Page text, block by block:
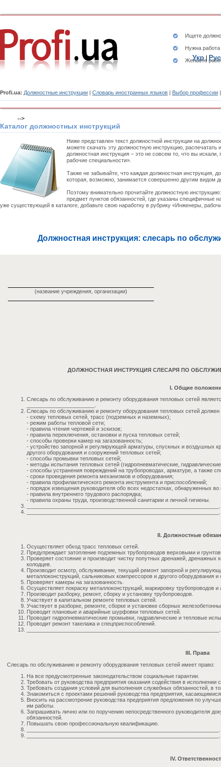
Ищете
Нужна
Желаете
Profi.ua: Должностные инструкции | Словарь иностранных языков | Выбор профессии
Укр| Рус
-->
Каталог должностных инструкций
Ниже представлен текст должностной инструкции на
можете скачать эту должностную инструкцию,
должностная инструкция – это не совсем то, что вы
рабочие специальности».
Также не забывайте, что каждая должностная инструкция,
которая, возможно, занимается совершенно другим видом
Поэтому внимательно прочитайте должностную
предмет пунктов обязанностей, где указаны специфичные
уже существующей в каталоге, добавьте свою наработку в рубрику «Инженеры,
Должностная инструкция: слесарь по
(название учреждения, организации)
ДОЛЖНОСТНАЯ ИНСТРУКЦИЯ СЛЕСАРЯ ПО
I. Общие
Слесарь по обслуживанию и ремонту оборудования тепловых сетей
Слесарь по обслуживанию и ремонту оборудования тепловых сетей должен
- схему тепловых сетей, трасс (подземных и наземных);
- режим работы тепловой сети;
- правила чтения чертежей и эскизов;
- правила переключения, остановки и пуска тепловых сетей;
- способы проверки камер на загазованность;
- устройство запорной и регулирующей арматуры, спускных и воздушных
другого оборудования и сооружений тепловых сетей;
- способы промывки тепловых сетей;
- методы испытания тепловых сетей (гидропневматические,
- способы устранения повреждений на трубопроводах, арматуре, а также
- сроки проведения ремонта механизмов и оборудования;
- правила профилактического ремонта инструмента и приспособлений;
- порядок извещения руководителя обо всех недостатках, обнаруженных
- правила внутреннего трудового распорядка;
- правила охраны труда, производственной санитарии и личной гигиены.
II. Должностные
Осуществляет обход трасс тепловых сетей.
Предупреждает затопление подземных трубопроводов верховыми и
Проверяет состояние и производит чистку попутных дренажей, дренажных
колодцев.
Производит осмотр, обслуживание, текущий ремонт запорной и
металлоконструкций, сальниковых компрессоров и другого оборудования
Проверяет камеры на загазованность.
Осуществляет покраску металлоконструкций, маркировку трубопроводов
Производит разборку, ремонт, сборку и установку трубопроводов.
Участвует в капитальном ремонте тепловых сетей.
Участвует в разборке, ремонте, сборке и установке сборных
Проводит плановые и аварийные шурфовки тепловых сетей.
Проводит гидропневматические промывки, гидравлические и тепловые
Проводит ремонт такелажа и спецприспособлений.
III. Права
Слесарь по обслуживанию и ремонту оборудования тепловых сетей имеет право:
На все предусмотренные законодательством социальные гарантии.
Требовать от руководства предприятия оказания содействия в
Требовать создания условий для выполнения служебных обязанностей, в
Знакомиться с проектами решений руководства предприятия, касающимися
Вносить на рассмотрение руководства предприятия предложения по
им работы.
Запрашивать лично или по поручению непосредственного руководителя
обязанностей.
Повышать свою профессиональную квалификацию.
IV.